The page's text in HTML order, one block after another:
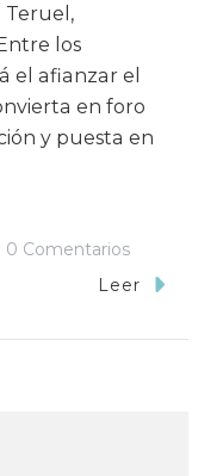
Teruel,
los
el afianzar el
en foro
y puesta en
0 ComentariosEn
Curso
Leer